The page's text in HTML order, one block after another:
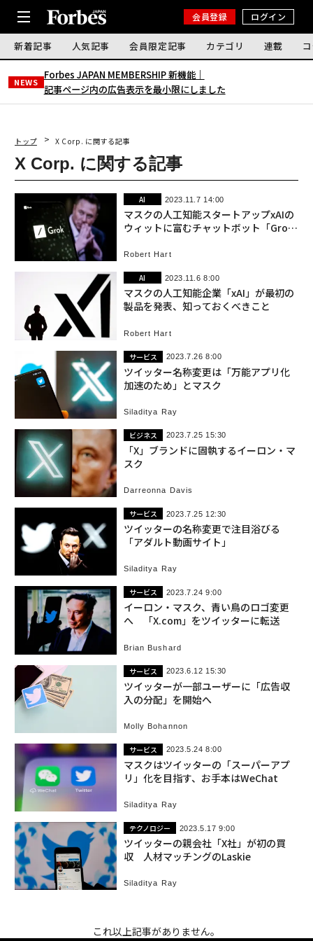
会員登録 ログイン
新着記事 人気記事 会員限定記事 カテゴリ 連載
NEWS
Forbes JAPAN MEMBERSHIP 新機能｜
記事ページ内の広告表示を最小限にしました
トップ X Corp. に関する記事
X Corp. に関する記事
AI 2023.11.7 14:00
マスクの人工知能スタートアップxAIの
ウィットに富むチャットボット「Gro
Robert Hart
AI 2023.11.6 8:00
マスクの人工知能企業「xAI」が最初の
製品を発表、知っておくべきこと
Robert Hart
サービス 2023.7.26 8:00
ツイッター名称変更は「万能アプリ化
加速のため」とマスク
Siladitya Ray
ビジネス 2023.7.25 15:30
「X」ブランドに固執するイーロン・マ
スク
Darreonna Davis
サービス 2023.7.25 12:30
ツイッターの名称変更で注目浴びる
「アダルト動画サイト」
Siladitya Ray
サービス 2023.7.24 9:00
イーロン・マスク、青い鳥のロゴ変更
へ 「X.com」をツイッターに転送
Brian Bushard
サービス 2023.6.12 15:30
ツイッターが一部ユーザーに「広告収
入の分配」を開始へ
Molly Bohannon
サービス 2023.5.24 8:00
マスクはツイッターの「スーパーアプ
リ」化を目指す、お手本はWeChat
Siladitya Ray
テクノロジー 2023.5.17 9:00
ツイッターの親会社「X社」が初の買
収 人材マッチングのLaskie
Siladitya Ray
これ以上記事がありません。